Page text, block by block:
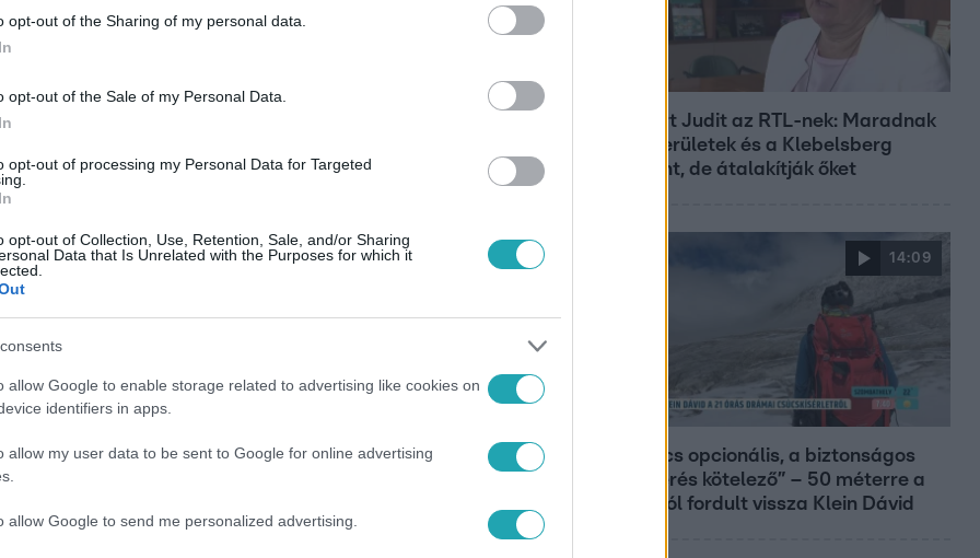
opt-out of the Sharing of my personal data.
opt-out of the Sale of my Personal Data.
opt-out of processing my Personal Data for Targeted
opt-out of Collection, Use, Retention, Sale, and/or Sharing
Data that Is Unrelated with the Purposes for which it
allow Google to enable storage related to advertising like cookies on
identifiers in apps.
allow my user data to be sent to Google for online advertising
allow Google to send me personalized advertising.
Lannert Judit az RTL-nek: Maradnak
a tankerületek és a Klebelsberg
Központ, de átalakítják őket
14:09
„A csúcs opcionális, a biztonságos
hazatérés kötelező” – 50 méterre a
csúcstól fordult vissza Klein Dávid